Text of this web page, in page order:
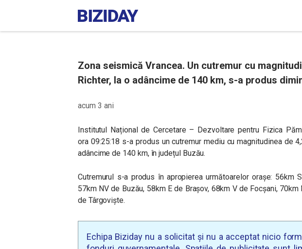
Zona seismică Vrancea. Un cutremur cu
Richter, la o adâncime de 140 km, s-a produs
acum 3 ani
Institutul Național de Cercetare – Dezvoltare pentru Fizica
ora 09:25:18 s-a produs un cutremur mediu cu magnitudinea de
adâncime de 140 km, în județul Buzău.
Cutremurul s-a produs în apropierea următoarelor orașe: 56km
57km NV de Buzău, 58km E de Brașov, 68km V de Focșani,
de Târgoviște.
Echipa Biziday nu a solicitat și nu a acceptat nicio